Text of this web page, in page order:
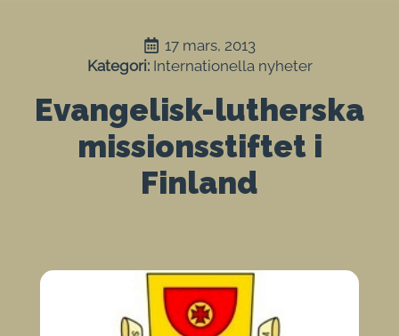
17 mars, 2013
Kategori: Internationella nyheter
Evangelisk-lutherska
missionsstiftet i
Finland